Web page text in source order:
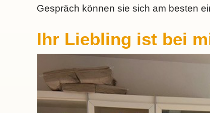
Gespräch können sie sich am besten
Ihr Liebling ist bei